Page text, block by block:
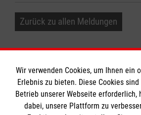
Zurück zu allen Meldungen
Informationen
Wir verwenden Cookies, um Ihnen ein
Erlebnis zu bieten. Diese Cookies
Betrieb unserer Webseite erforderlich,
dabei, unsere Plattform zu